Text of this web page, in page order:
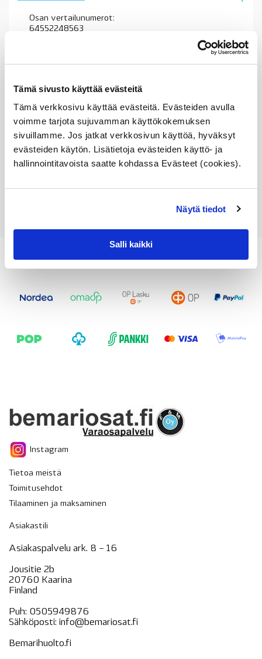
Tämä sivusto käyttää evästeitä
Tämä verkkosivu käyttää evästeitä. Evästeiden avulla
voimme tarjota sujuvamman käyttökokemuksen
sivuillamme. Jos jatkat verkkosivun käyttöä, hyväksyt
evästeiden käytön. Lisätietoja evästeiden käyttö- ja
hallinnointitavoista saatte kohdassa Evästeet (cookies).
Näytä tiedot
Salli kaikki
Osan vertailunumerot:
64552248563
64 55 2 354 034
2354034
6455 2 248 563
64 55 2 248 563
2248563
Instagram
Tietoa meistä
Toimitusehdot
Tilaaminen ja maksaminen
Asiakastili
Asiakaspalvelu ark. 8 – 16
Jousitie 2b
20760 Kaarina
Finland
Puh: 0505949876
Sähköposti: info@bemariosat.fi
Bemarihuolto.fi